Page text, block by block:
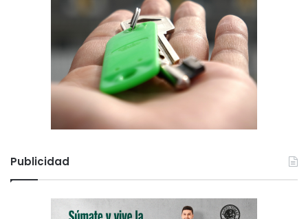
Publicidad